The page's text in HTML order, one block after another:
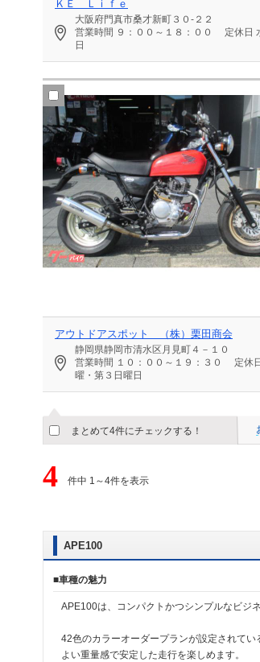
ＫＥ Ｌｉｆｅ
大阪府門真市桑才新町３０‐２２
営業時間 ９：００～１８：００ 定休日
日
アウトドアスポット （株）栗田商会
静岡県静岡市清水区月見町４－１０
営業時間 １０：００～１９：３０ 定休日
曜・第３日曜日
まとめて4件にチェックする！
4 件中 1～4件を表示
APE100
■車種の魅力
APE100は、コンパクトかつシンプルなビジ
42色のカラーオーダープランが設定されて
よい重量感で安定した走行を楽しめます。